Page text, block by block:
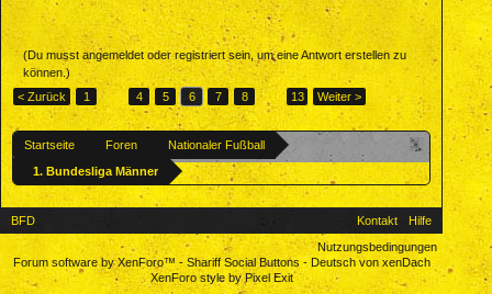
(Du musst angemeldet oder registriert sein, um eine Antwort erstellen zu
können.)
< Zurück
1 ← 4 5 6 7 8 → 13 Weiter >
Startseite Foren
Nationaler Fußball
1. Bundesliga Männer
BFD Kontakt
Hilfe
Nutzungsbedingungen
Forum software by XenForo™ - Shariff Social Buttons - Deutsch von xenDach
XenForo style by Pixel Exit